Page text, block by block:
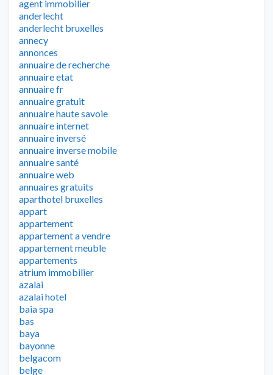
agent immobilier
anderlecht
anderlecht bruxelles
annecy
annonces
annuaire de recherche
annuaire etat
annuaire fr
annuaire gratuit
annuaire haute savoie
annuaire internet
annuaire inversé
annuaire inverse mobile
annuaire santé
annuaire web
annuaires gratuits
aparthotel bruxelles
appart
appartement
appartement a vendre
appartement meuble
appartements
atrium immobilier
azalai
azalai hotel
baia spa
bas
baya
bayonne
belgacom
belge